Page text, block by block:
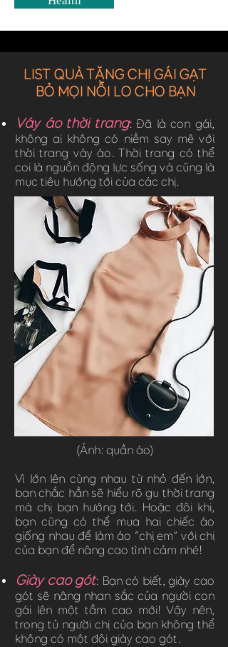
LIST QUÀ TẶNG CHỊ GÁI GẠT
BỎ MỌI NỖI LO CHO BẠN
Váy áo thời trang: Đã là con gái,
không ai không có niềm say mê với
thời trang váy áo. Thời trang có thể
coi là nguồn động lực sống và cũng là
mục tiêu hướng tới của các chị.
(Ảnh: quần áo)
Vì lớn lên cùng nhau từ nhỏ đến lớn,
bạn chắc hẳn sẽ hiểu rõ gu thời trang
mà chị bạn hướng tới. Hoặc đôi khi,
bạn cũng có thể mua hai chiếc áo
giống nhau để làm áo “chị em” với chị
của bạn để nâng cao tình cảm nhé!
Giày cao gót: Bạn có biết, giày cao
gót sẽ nâng nhan sắc của người con
gái lên một tầm cao mới! Vậy nên,
trong tủ người chị của bạn không thể
không có một đôi giày cao gót.